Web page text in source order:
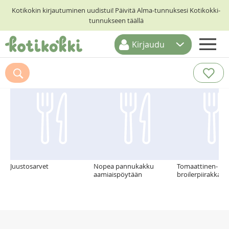
Kotikokin kirjautuminen uudistui! Päivitä Alma-tunnuksesi Kotikokki-
tunnukseen täällä
ETUSIVU
RESEPTIHAKU
Kirjaudu
Suosittelemme myös
Juustosarvet
Nopea pannukakku
aamiaispöytään
Tomaattinen-
broilerpiirakka